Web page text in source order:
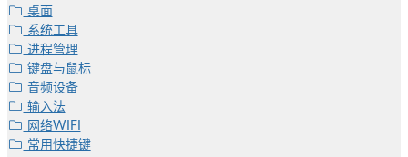
桌面
系统工具
进程管理
键盘与鼠标
音频设备
输入法
网络WIFI
常用快捷键